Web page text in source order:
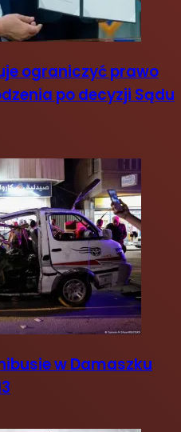
ograniczyć prawo
po decyzji Sądu
w Damaszku